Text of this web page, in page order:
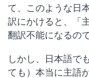
て、このような日
訳にかけると、「
翻訳不能になるので
しかし、日本語で
ても）本当に主語